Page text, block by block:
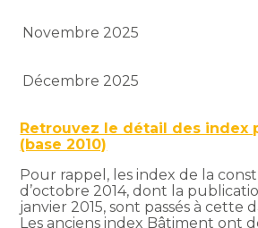
Novembre 2025
Décembre 2025
Retrouvez le détail des index
(base 2010)
Pour rappel, les index de la
d’octobre 2014, dont la
janvier 2015, sont passés à cette
Les anciens index Bâtiment ont